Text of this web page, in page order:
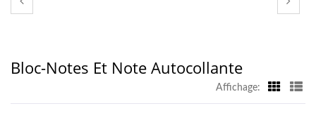
Bloc-Notes Et Note Autocollante
Affichage: